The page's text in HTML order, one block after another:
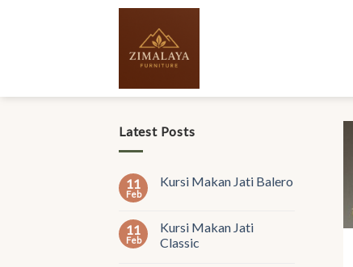
Latest Posts
11
Feb
Kursi Makan Jati Balero
11
Feb
Kursi Makan Jati
Classic